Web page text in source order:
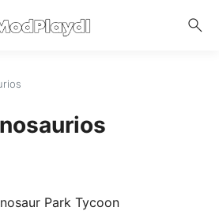
search
Park Tycoon